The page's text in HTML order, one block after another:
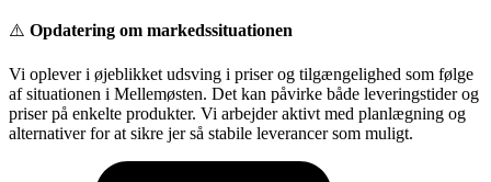
Videre
indhold
⚠️ Opdatering om markedssituationen
Vi oplever i øjeblikket udsving i priser og tilgængelighed som følge
af situationen i Mellemøsten. Det kan påvirke både leveringstider og
priser på enkelte produkter. Vi arbejder aktivt med planlægning og
alternativer for at sikre jer så stabile leverancer som muligt.